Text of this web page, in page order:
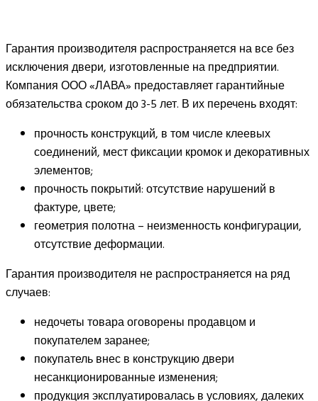
Гарантия производителя распространяется на все без
исключения двери, изготовленные на предприятии.
Компания ООО «ЛАВА» предоставляет гарантийные
обязательства сроком до 3-5 лет. В их перечень входят:
прочность конструкций, в том числе клеевых
соединений, мест фиксации кромок и декоративных
элементов;
прочность покрытий: отсутствие нарушений в
фактуре, цвете;
геометрия полотна – неизменность конфигурации,
отсутствие деформации.
Гарантия производителя не распространяется на ряд
случаев:
недочеты товара оговорены продавцом и
покупателем заранее;
покупатель внес в конструкцию двери
несанкционированные изменения;
продукция эксплуатировалась в условиях, далеких